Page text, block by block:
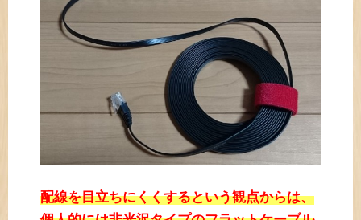
配線を目立ちにくくするという観点からは、